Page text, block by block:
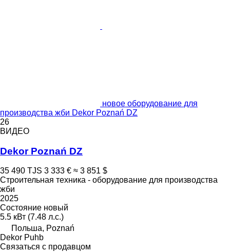
новое оборудование для
производства жби Dekor Poznań DZ
26
ВИДЕО
Dekor Poznań DZ
35 490 TJS 3 333 € ≈ 3 851 $
Строительная техника - оборудование для производства
жби
2025
Состояние новый
5.5 кВт (7.48 л.с.)
Польша, Poznań
Dekor Puhb
Связаться с продавцом